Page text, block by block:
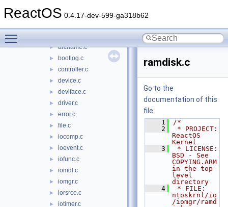
ReactOS 0.4.17-dev-599-ga318b62
▼ io
► arcname.c
► bootlog.c
► controller.c
► device.c
► deviface.c
► driver.c
► error.c
► file.c
► iocomp.c
► ioevent.c
► iofunc.c
► iomdl.c
► iomgr.c
► iorsrce.c
► iotimer.c
ramdisk.c
Go to the
documentation of this
file.
    1
/*
    2
* PROJECT:
ReactOS
Kernel
    3
* LICENSE:
BSD - See
COPYING.ARM
in the top
level
directory
    4
* FILE:
ntoskrnl/io
/iomgr/ramd